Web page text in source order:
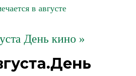
в августе
День кино »